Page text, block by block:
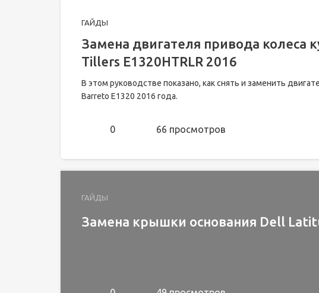
ГАЙДЫ
Замена двигателя привода колеса
Tillers E1320HTRLR 2016
В этом руководстве показано, как снять и заменить
Barreto E1320 2016 года.
0 66 просмотров
ГАЙДЫ
Замена крышки основания Dell